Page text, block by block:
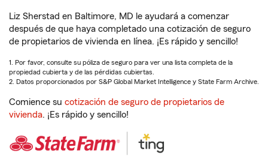
Liz Sherstad en Baltimore, MD le ayudará a comenzar
después de que haya completado una cotización de seguro
de propietarios de vivienda en línea. ¡Es rápido y sencillo!
1. Por favor, consulte su póliza de seguro para ver una lista completa de la
propiedad cubierta y de las pérdidas cubiertas.
2. Datos proporcionados por S&P Global Market Intelligence y State Farm Archive.
Comience su cotización de seguro de propietarios de
vivienda. ¡Es rápido y sencillo!